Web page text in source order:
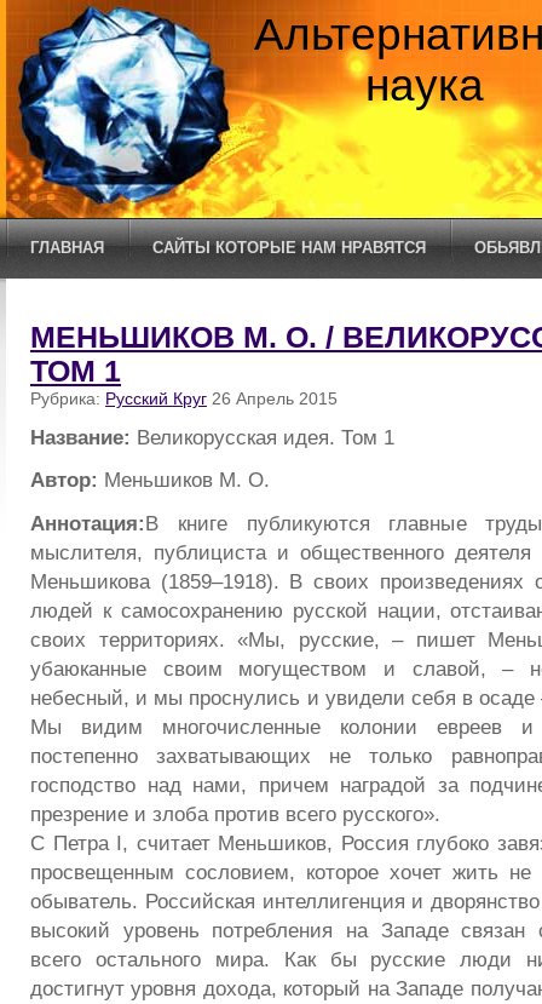
наука
ГЛАВНАЯ САЙТЫ КОТОРЫЕ НАМ НРАВЯТСЯ
МЕНЬШИКОВ М. О. /
ТОМ 1
Рубрика: Русский Круг 26 Апрель 2015
Название: Великорусская идея. Том 1
Автор: Меньшиков М. О.
Аннотация:В книге публикуются главные труды
мыслителя, публициста и общественного
Меньшикова (1859–1918). В своих произведениях
людей к самосохранению русской нации,
своих территориях. «Мы, русские, – пишет
убаюканные своим могуществом и славой, –
небесный, и мы проснулись и увидели себя в осаде
Мы видим многочисленные колонии евреев и
постепенно захватывающих не только
господство над нами, причем наградой за
презрение и злоба против всего русского».
С Петра I, считает Меньшиков, Россия глубоко
просвещенным сословием, которое хочет жить
обыватель. Российская интеллигенция и
высокий уровень потребления на Западе связан
всего остального мира. Как бы русские люди
достигнут уровня дохода, который на Западе